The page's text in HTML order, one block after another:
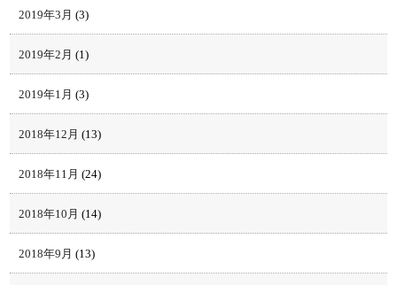
2019年3月 (3)
2019年2月 (1)
2019年1月 (3)
2018年12月 (13)
2018年11月 (24)
2018年10月 (14)
2018年9月 (13)